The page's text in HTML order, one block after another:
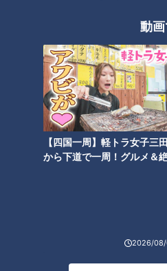
動
【四国一周】軽トラ女子三
から下道で一周！グルメ＆
2026/08/
番組サ
最新話の見逃